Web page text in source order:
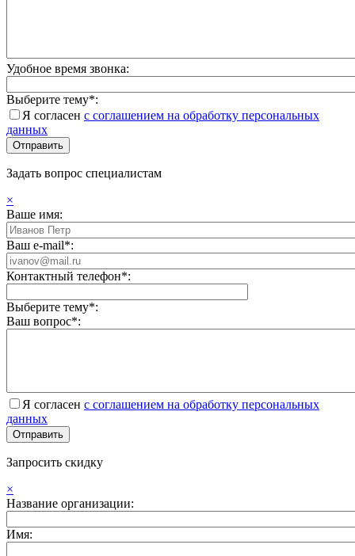
Удобное время звонка:
Выберите тему*:
Я согласен с соглашением на обработку персональных
данных
Задать вопрос специалистам
×
Ваше имя:
Ваш e-mail*:
Контактный телефон*:
Выберите тему*:
Ваш вопрос*:
Я согласен с соглашением на обработку персональных
данных
Запросить скидку
×
Название организации:
Имя: